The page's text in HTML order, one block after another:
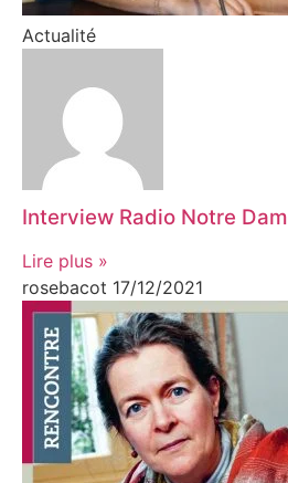
Actualité
Interview Radio Notre
Lire plus »
rosebacot 17/12/2021